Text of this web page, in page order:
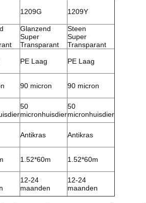
1209G 1209Y
Glanzend
Super
Transparant
Steen
Super
Transparant
PE Laag PE Laag
90 micron 90 micron
50
micronhuisdier
50
micronhuisdier
Antikras Antikras
1.52*60m 1.52*60m
12-24
maanden
12-24
maanden